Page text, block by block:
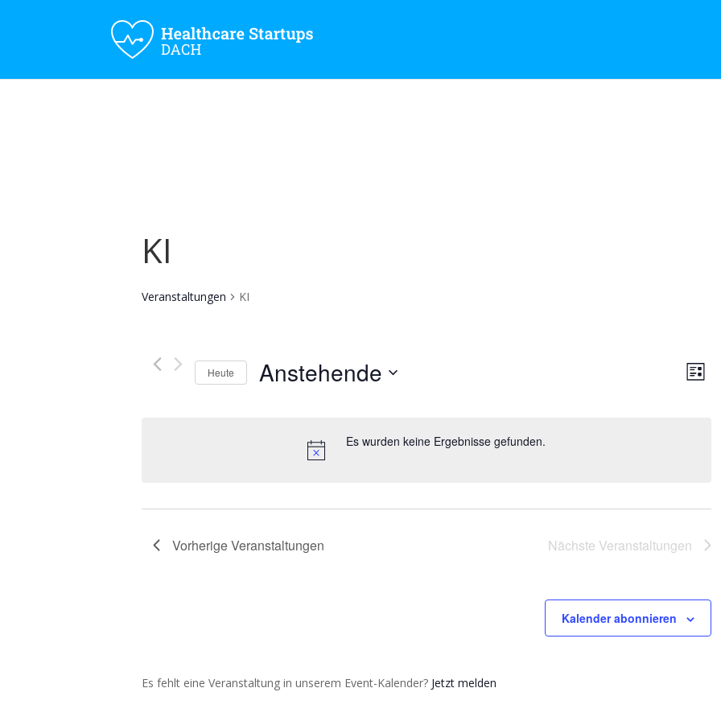
Es wurden keine Ergebnisse gefunden.
KI
Veranstaltungen KI
Liste
Heute Anstehende
VorherigeVeranstaltungen Nächste Veranstaltungen
Kalender abonnieren
Es fehlt eine Veranstaltung in unserem Event-Kalender? Jetzt melden